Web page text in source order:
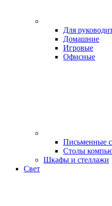
Для
Домашние
Игровые
Офисные
Письменные
Столы
Шкафы и стеллажи
Свет